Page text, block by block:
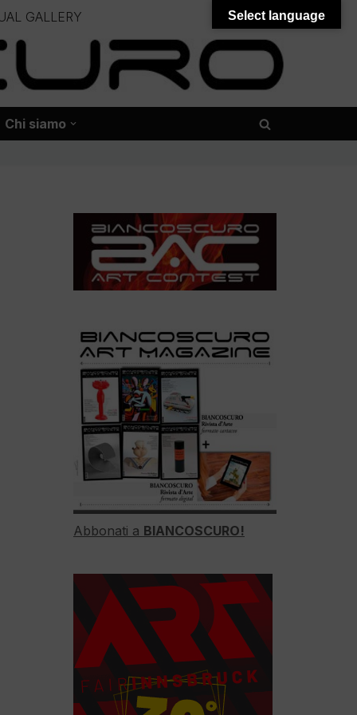
GALLERY
–
– – – – – – – – – – – – – – –
Chi siamo
Abbonati a BIANCOSCURO!
Select language